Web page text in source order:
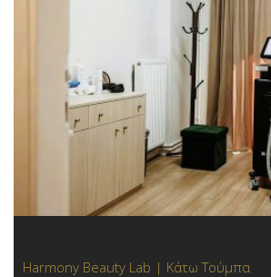
Harmony Beauty Lab | Κάτω Τούμπα